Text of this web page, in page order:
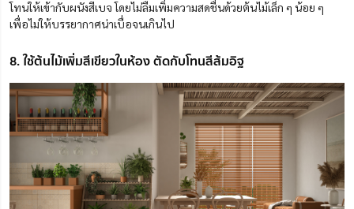
โทนให้เข้ากับผนังสีเบจ โดยไม่ลืมเพิ่มความสดชื่นด้วยต้นไม้เล็ก ๆ น้อย ๆ
เพื่อไม่ให้บรรยากาศน่าเบื่อจนเกินไป
8. ใช้ต้นไม้เพิ่มสีเขียวในห้อง ตัดกับโทนสีส้มอิฐ